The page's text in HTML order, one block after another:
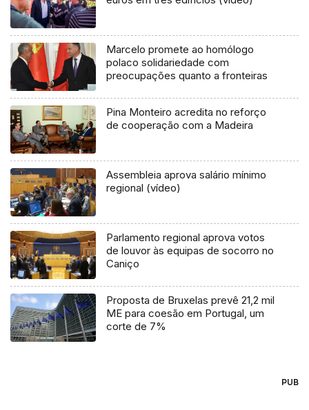
Marcelo promete ao homólogo
polaco solidariedade com
preocupações quanto a fronteiras
Pina Monteiro acredita no reforço
de cooperação com a Madeira
Assembleia aprova salário mínimo
regional (vídeo)
Parlamento regional aprova votos
de louvor às equipas de socorro no
Caniço
Proposta de Bruxelas prevê 21,2 mil
ME para coesão em Portugal, um
corte de 7%
PUB